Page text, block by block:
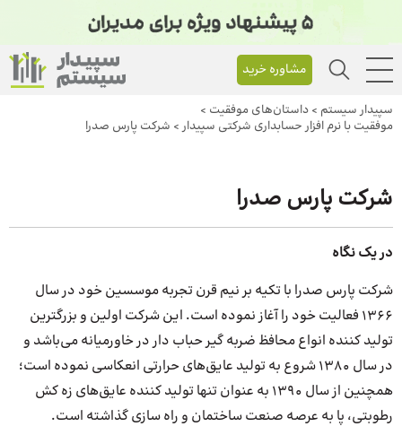
مشاوره خرید
سپیدار سیستم > داستان‌های موفقیت >
موفقیت با نرم افزار حسابداری شرکتی سپیدار> شرکت پارس صدرا
شرکت پارس صدرا
در یک نگاه
شرکت پارس صدرا با تکیه بر نیم قرن تجربه موسسین خود در سال
1366 فعالیت خود را آغاز نموده است. این شرکت اولین و بزرگترین
تولید کننده انواع محافظ ضربه گیر حباب دار در خاورمیانه می‌باشد و
در سال 1380 شروع به تولید عایق‌های حرارتی انعکاسی نموده است؛
همچنین از سال 1390 به عنوان تنها تولید کننده عایق‌های زه کش
رطوبتی، پا به عرصه صنعت ساختمان و راه سازی گذاشته است.